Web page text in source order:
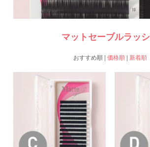
マットセーブルラッ
おすすめ順| 価格順| 新着順